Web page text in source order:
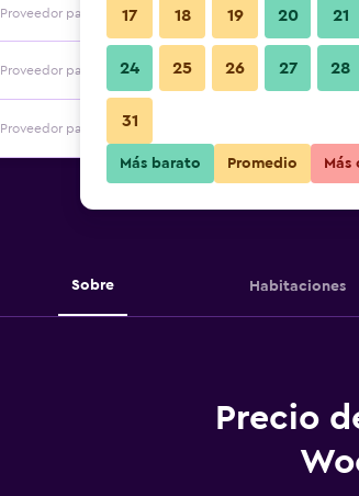
Proveedor para Woodland Inn And Suites
Proveedor para Woodland Inn And Suites
Proveedor para Woodland Inn And Suites
Sobre Habitaciones
Precio
17 18 19 20 21
24 25 26 27 28
31
Más barato Promedio Más